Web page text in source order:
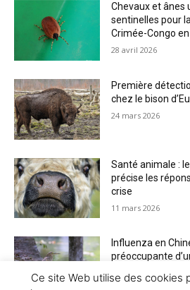
Chevaux et ânes
sentinelles pour
Crimée-Congo
28 avril 2026
Première
chez le bison
24 mars 2026
Santé animale :
précise les
crise
11 mars 2026
Influenza en
préoccupante
Ce site Web utilise des cookies